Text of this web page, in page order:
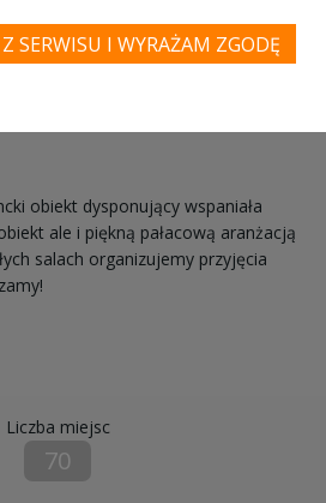
obiekt dysponujący wspaniała
ale i piękną pałacową aranżacją
salach organizujemy przyjęcia
Liczba miejsc
70
SERWISU I WYRAŻAM ZGODĘ